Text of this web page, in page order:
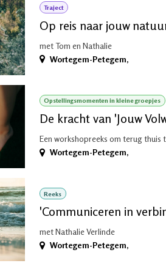
Traject
Op reis naar jouw
met Tom en Nathalie
Wortegem-Petegem,
Opstellingsmomenten in kleine groepjes
De kracht van 'Jouw
Een workshopreeks om terug thuis
Wortegem-Petegem,
Reeks
'Communiceren in
met Nathalie Verlinde
Wortegem-Petegem,